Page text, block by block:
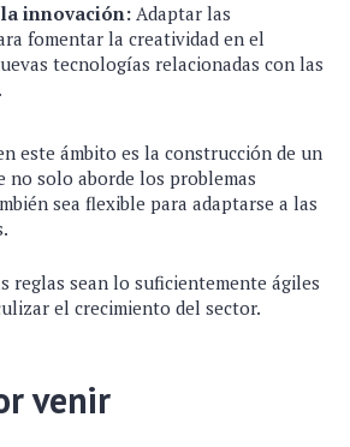
innovación:Adaptar las
fomentar la creatividad en el
tecnologías relacionadas con las
este ámbito es la construcción de un
no solo aborde los problemas
sea flexible para adaptarse a las
reglas sean lo suficientemente ágiles
el crecimiento del sector.
venir